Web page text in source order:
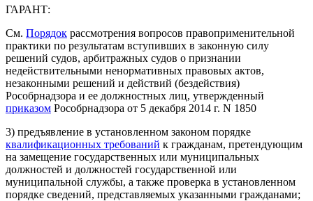
ГАРАНТ:
См. Порядок рассмотрения вопросов правоприменительной
практики по результатам вступивших в законную силу
решений судов, арбитражных судов о признании
недействительными ненормативных правовых актов,
незаконными решений и действий (бездействия)
Рособрнадзора и ее должностных лиц, утвержденный
приказом Рособрнадзора от 5 декабря 2014 г. N 1850
3) предъявление в установленном законом порядке
квалификационных требований к гражданам, претендующим
на замещение государственных или муниципальных
должностей и должностей государственной или
муниципальной службы, а также проверка в установленном
порядке сведений, представляемых указанными гражданами;